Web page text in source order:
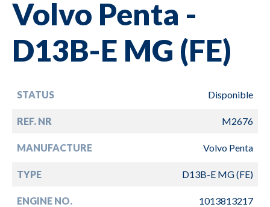
Volvo Penta -
D13B-E MG (FE)
STATUS Disponible
REF. NR M2676
MANUFACTURE Volvo Penta
TYPE D13B-E MG (FE)
ENGINE NO. 1013813217